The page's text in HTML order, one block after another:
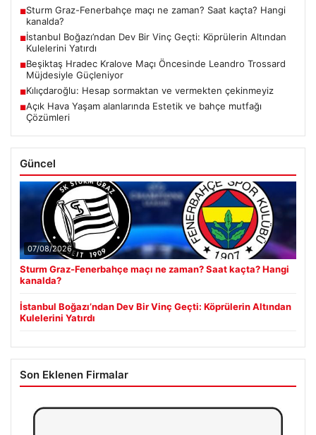
■Sturm Graz-Fenerbahçe maçı ne zaman? Saat kaçta? Hangi
kanalda?
■İstanbul Boğazı’ndan Dev Bir Vinç Geçti: Köprülerin Altından
Kulelerini Yatırdı
■Beşiktaş Hradec Kralove Maçı Öncesinde Leandro Trossard
Müjdesiyle Güçleniyor
■Kılıçdaroğlu: Hesap sormaktan ve vermekten çekinmeyiz
■Açık Hava Yaşam alanlarında Estetik ve bahçe mutfağı
Çözümleri
Güncel
07/08/2026
Sturm Graz-Fenerbahçe maçı ne zaman? Saat kaçta? Hangi
kanalda?
İstanbul Boğazı’ndan Dev Bir Vinç Geçti: Köprülerin Altından
Kulelerini Yatırdı
Son Eklenen Firmalar